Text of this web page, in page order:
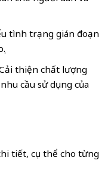
tình trạng gián đoạn
thiện chất lượng
cầu sử dụng của
tiết, cụ thể cho từng